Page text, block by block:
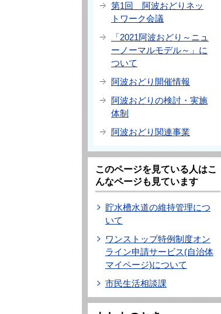
第1回 阿波おどりネッ
トワーク会議
「2021阿波おどり～ニュ
ーノーマルモデル～」に
ついて
阿波おどり開催情報
阿波おどりの検討・実施
体制
阿波おどり関連事業
このページを見ている人はこ
んなページも見ています
貯水槽水道の維持管理につ
いて
ワンストップ特例制度オン
ライン申請サービス(自治体
マイページ)について
市民生活相談課